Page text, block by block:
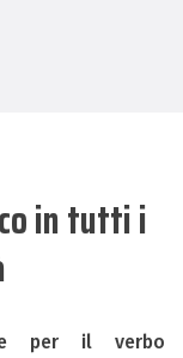
in tutti i
per il verbo